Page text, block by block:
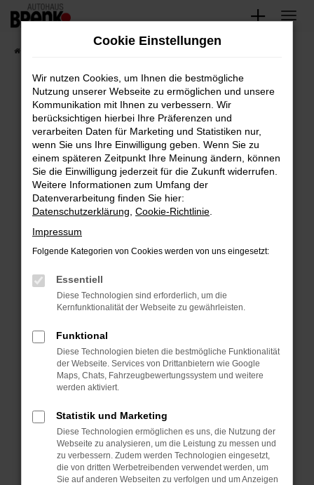
Zum
springen
Unsere Fahrzeuge
Fehler: Network Error
Beim Laden ist ein Fehler aufgetreten.
Hier sind ein paar Tipps, die dir helfen können:
Überprüfe deine Firewall und deine
Internetverbindung.
Laden andere Webseiten, zum Beispiel deine
Suchmaschine?
Prüfe deine Browsererweiterungen.
können das Laden bestimmter Seiten
verhindern. Funktioniert die Seite in einem
anderen Browser oder in einem privaten
Starte dein Gerät neu.
Das kann manchmal helfen, vorübergehende
Probleme zu beheben.
Betriebssystem auf dem neuesten Stand
sind.
Veraltete Software birgt nicht nur ein
Sicherheitsrisiko, sondern kann auch dazu
führen, dass bestimmte Funktionen nicht mehr
Cookie Einstellungen
Wir nutzen Cookies, um Ihnen die bestmögliche
Nutzung unserer Webseite zu ermöglichen und unsere
Kommunikation mit Ihnen zu verbessern. Wir
berücksichtigen hierbei Ihre Präferenzen und
verarbeiten Daten für Marketing und Statistiken nur,
wenn Sie uns Ihre Einwilligung geben. Wenn Sie zu
einem späteren Zeitpunkt Ihre Meinung ändern, können
Sie die Einwilligung jederzeit für die Zukunft widerrufen.
Weitere Informationen zum Umfang der
Datenverarbeitung finden Sie hier:
Datenschutzerklärung Cookie-Richtlinie
Impressum
Folgende Kategorien von Cookies werden von uns eingesetzt:
Essentiell
Diese Technologien sind erforderlich, um die
Kernfunktionalität der Webseite zu gewährleisten.
Funktional
Diese Technologien bieten die bestmögliche Funktionalität
der Webseite. Services von Drittanbietern wie Google
Maps, Chats, Fahrzeugbewertungssystem und weitere
werden aktiviert.
Statistik und Marketing
Diese Technologien ermöglichen es uns, die Nutzung der
Webseite zu analysieren, um die Leistung zu messen und
zu verbessern. Zudem werden Technologien eingesetzt,
die von dritten Werbetreibenden verwendet werden, um
Sie auf anderen Webseiten zu verfolgen und um Anzeigen